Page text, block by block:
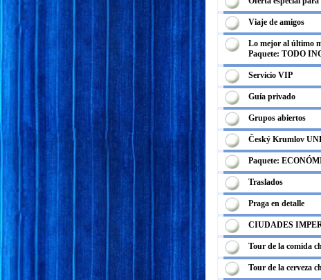
Viaje de amigos
Lo mejor al último
Paquete: TODO
Servicio VIP
Guía privado
Grupos abiertos
Český Krumlov
Paquete:
Traslados
Praga en detalle
CIUDADES
Tour de la comida
Tour de la cerveza